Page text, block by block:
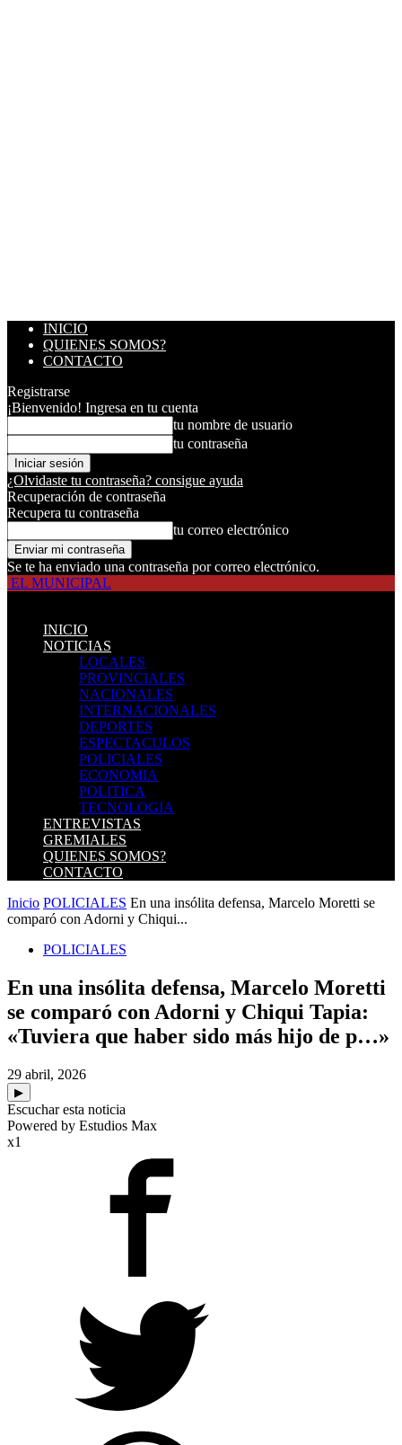
INICIO
QUIENES SOMOS?
CONTACTO
Registrarse
¡Bienvenido! Ingresa en tu cuenta
tu nombre de usuario
tu contraseña
¿Olvidaste tu contraseña? consigue ayuda
Recuperación de contraseña
Recupera tu contraseña
tu correo electrónico
Se te ha enviado una contraseña por correo electrónico.
EL MUNICIPAL
INICIO
NOTICIAS
LOCALES
PROVINCIALES
NACIONALES
INTERNACIONALES
DEPORTES
ESPECTACULOS
POLICIALES
ECONOMIA
POLITICA
TECNOLOGIA
ENTREVISTAS
GREMIALES
QUIENES SOMOS?
CONTACTO
Inicio POLICIALES En una insólita defensa, Marcelo Moretti se
comparó con Adorni y Chiqui...
POLICIALES
En una insólita defensa, Marcelo Moretti
se comparó con Adorni y Chiqui Tapia:
«Tuviera que haber sido más hijo de p…»
29 abril, 2026
▶
Escuchar esta noticia
Powered by Estudios Max
x1